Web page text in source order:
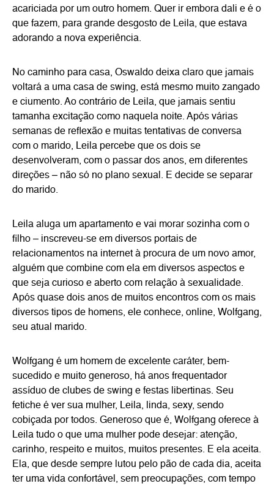
acariciada por um outro homem. Quer ir embora dali e é o
que fazem, para grande desgosto de Leila, que estava
adorando a nova experiência.
No caminho para casa, Oswaldo deixa claro que jamais
voltará a uma casa de swing, está mesmo muito zangado
e ciumento. Ao contrário de Leila, que jamais sentiu
tamanha excitação como naquela noite. Após várias
semanas de reflexão e muitas tentativas de conversa
com o marido, Leila percebe que os dois se
desenvolveram, com o passar dos anos, em diferentes
direções – não só no plano sexual. E decide se separar
do marido.
Leila aluga um apartamento e vai morar sozinha com o
filho – inscreveu-se em diversos portais de
relacionamentos na internet à procura de um novo amor,
alguém que combine com ela em diversos aspectos e
que seja curioso e aberto com relação à sexualidade.
Após quase dois anos de muitos encontros com os mais
diversos tipos de homens, ele conhece, online, Wolfgang,
seu atual marido.
Wolfgang é um homem de excelente caráter, bem-
sucedido e muito generoso, há anos frequentador
assíduo de clubes de swing e festas libertinas. Seu
fetiche é ver sua mulher, Leila, linda, sexy, sendo
cobiçada por todos. Generoso que é, Wolfgang oferece à
Leila tudo o que uma mulher pode desejar: atenção,
carinho, respeito e muitos, muitos presentes. E ela aceita.
Ela, que desde sempre lutou pelo pão de cada dia, aceita
ter uma vida confortável, sem preocupações, com tempo